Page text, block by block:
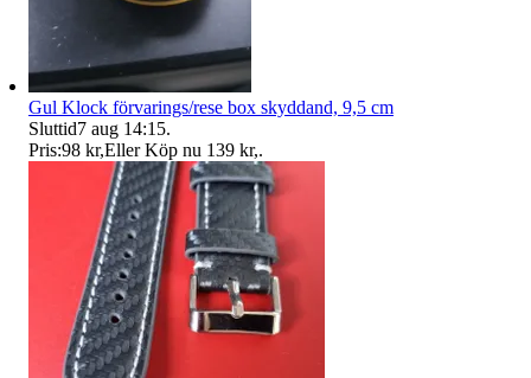
Gul Klock förvarings/rese box skyddand, 9,5 cm
Sluttid7 aug 14:15.
Pris:98 kr,Eller Köp nu 139 kr,.